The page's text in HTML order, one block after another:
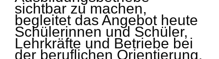
sichtbar zu machen,
begleitet das Angebot heute
Schülerinnen und Schüler,
Lehrkräfte und Betriebe bei
der beruflichen Orientierung.